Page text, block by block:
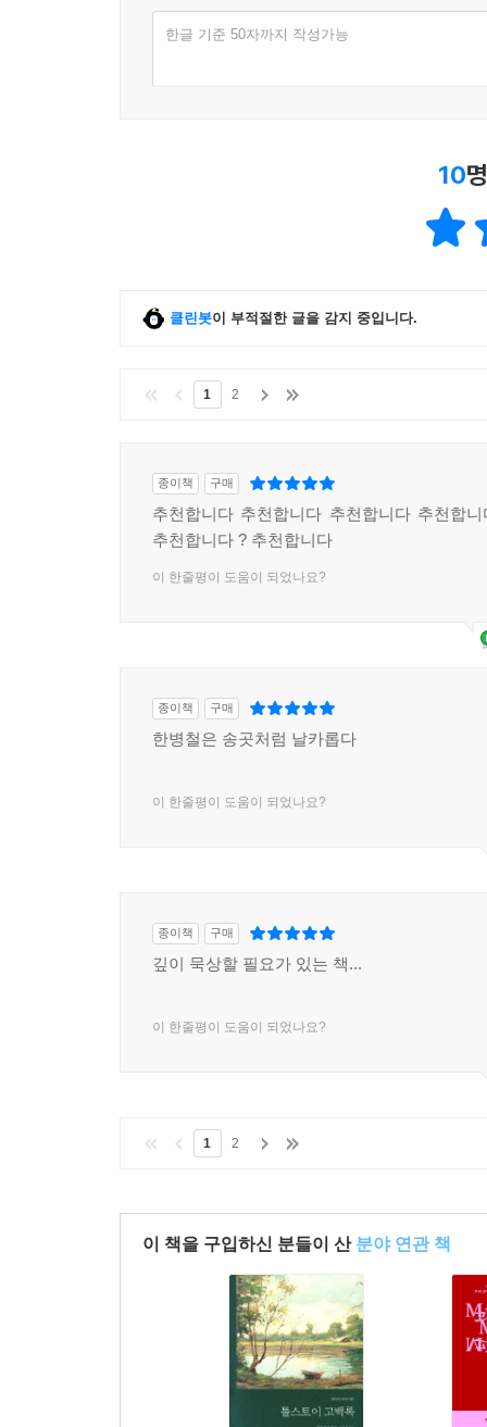
한글 기준 50자까지 작성가능
10
클린봇이 부적절한 글을 감지 중입니다.
1 2
종이책 구매
추천합니다 추천합니다 추천합니다 추천합
추천합니다 ? 추천합니다
이 한줄평이 도움이 되었나요?
종이책 구매
한병철은 송곳처럼 날카롭다
이 한줄평이 도움이 되었나요?
종이책 구매
깊이 묵상할 필요가 있는 책...
이 한줄평이 도움이 되었나요?
1 2
이 책을 구입하신 분들이 산 분야 연관 책